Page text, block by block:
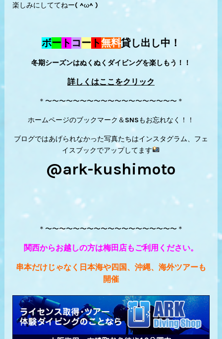
楽しみにしててねー( ^ω^ )
ボー ト コー ト無料貸し出し中！
冬期シーズンはぬくぬくダイビングを楽しもう！！
詳しくはここをクリック
＊〜〜〜〜〜〜〜〜〜〜〜〜〜〜〜〜〜〜〜＊
ホームページのブックマーク＆SNSもお忘れなく！！
ブログではあげられなかった写真たちはインスタグラム、フェ
イスブックでアップしてます
@ark-kushimoto
＊〜〜〜〜〜〜〜〜〜〜〜〜〜〜〜〜〜〜〜＊
関西からお越しの方は梅田店もご利用ください。
串本だけじゃなく日本海や四国、沖縄、海外ツアーも
開催